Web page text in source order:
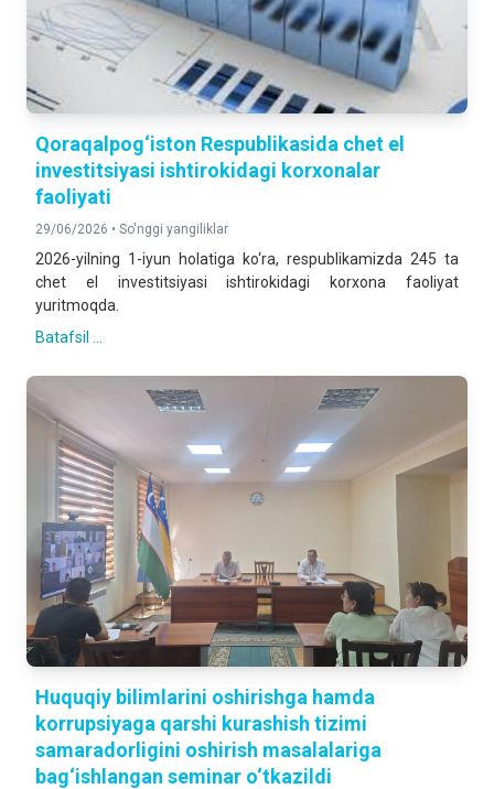
Qoraqalpog‘iston Respublikasida chet el
investitsiyasi ishtirokidagi korxonalar
faoliyati
29/06/2026 • So'nggi yangiliklar
2026-yilning 1-iyun holatiga ko‘ra, respublikamizda 245 ta
chet el investitsiyasi ishtirokidagi korxona faoliyat
yuritmoqda.
Batafsil ...
Huquqiy bilimlarini oshirishga hamda
korrupsiyaga qarshi kurashish tizimi
samaradorligini oshirish masalalariga
bag‘ishlangan seminar o‘tkazildi